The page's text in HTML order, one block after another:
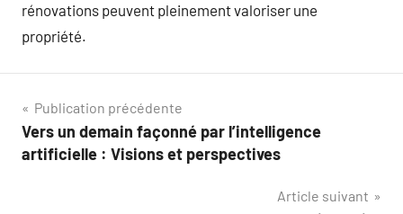
rénovations peuvent pleinement valoriser une
propriété.
Navigation
de
Publication précédente
Vers un demain façonné par l’intelligence
artificielle : Visions et perspectives
Article suivant